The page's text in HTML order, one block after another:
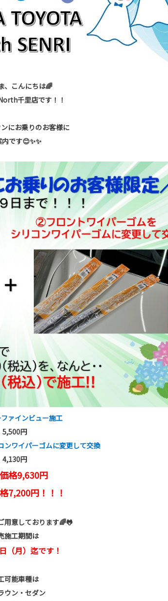
、こんにちは🌈
千里店です！！
にお乗りのお客様に
内です😊✨✨
ァインビュー施工
5,500円
ワイパーゴムに変更して交換
4,130円
格9,630円
7,200円！！！
用意しております🌈🐸
施工期間は
（月）迄です！
可能車種は
ウン・セダン